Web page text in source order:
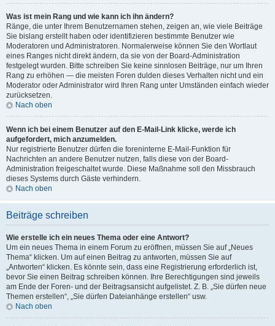
Was ist mein Rang und wie kann ich ihn ändern?
Ränge, die unter Ihrem Benutzernamen stehen, zeigen an, wie viele Beiträge
Sie bislang erstellt haben oder identifizieren bestimmte Benutzer wie
Moderatoren und Administratoren. Normalerweise können Sie den Wortlaut
eines Ranges nicht direkt ändern, da sie von der Board-Administration
festgelegt wurden. Bitte schreiben Sie keine sinnlosen Beiträge, nur um Ihren
Rang zu erhöhen — die meisten Foren dulden dieses Verhalten nicht und ein
Moderator oder Administrator wird Ihren Rang unter Umständen einfach wieder
zurücksetzen.
Nach oben
Wenn ich bei einem Benutzer auf den E-Mail-Link klicke, werde ich
aufgefordert, mich anzumelden.
Nur registrierte Benutzer dürfen die foreninterne E-Mail-Funktion für
Nachrichten an andere Benutzer nutzen, falls diese von der Board-
Administration freigeschaltet wurde. Diese Maßnahme soll den Missbrauch
dieses Systems durch Gäste verhindern.
Nach oben
Beiträge schreiben
Wie erstelle ich ein neues Thema oder eine Antwort?
Um ein neues Thema in einem Forum zu eröffnen, müssen Sie auf „Neues
Thema“ klicken. Um auf einen Beitrag zu antworten, müssen Sie auf
„Antworten“ klicken. Es könnte sein, dass eine Registrierung erforderlich ist,
bevor Sie einen Beitrag schreiben können. Ihre Berechtigungen sind jeweils
am Ende der Foren- und der Beitragsansicht aufgelistet. Z. B. „Sie dürfen neue
Themen erstellen“, „Sie dürfen Dateianhänge erstellen“ usw.
Nach oben